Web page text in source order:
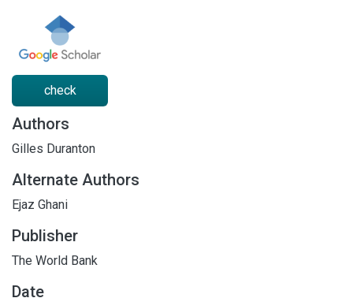
check
Authors
Gilles Duranton
Alternate Authors
Ejaz Ghani
Publisher
The World Bank
Date